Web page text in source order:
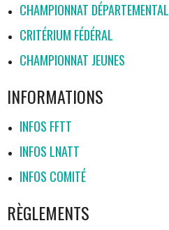
CHAMPIONNAT DÉPARTEMENTAL
CRITÉRIUM FÉDÉRAL
CHAMPIONNAT JEUNES
INFORMATIONS
INFOS FFTT
INFOS LNATT
INFOS COMITÉ
RÈGLEMENTS